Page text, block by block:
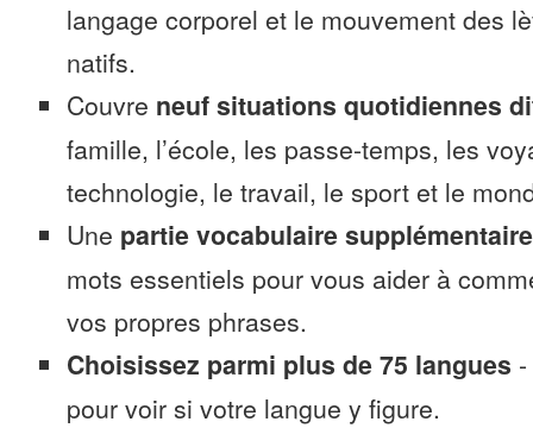
langage corporel et le mouvement des
natifs.
Couvre neuf situations quotidiennes
famille, l’école, les passe-temps, les
technologie, le travail, le sport et le
Une partie vocabulaire supplémentaire
mots essentiels pour vous aider à
vos propres phrases.
Choisissez parmi plus de 75 langues -
pour voir si votre langue y figure.